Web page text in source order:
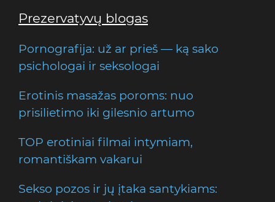
Prezervatyvų blogas
Pornografija: už ar prieš — ką sako
psichologai ir seksologai
Erotinis masažas poroms: nuo
prisilietimo iki gilesnio artumo
TOP erotiniai filmai intymiam,
romantiškam vakarui
Sekso pozos ir jų įtaka santykiams: